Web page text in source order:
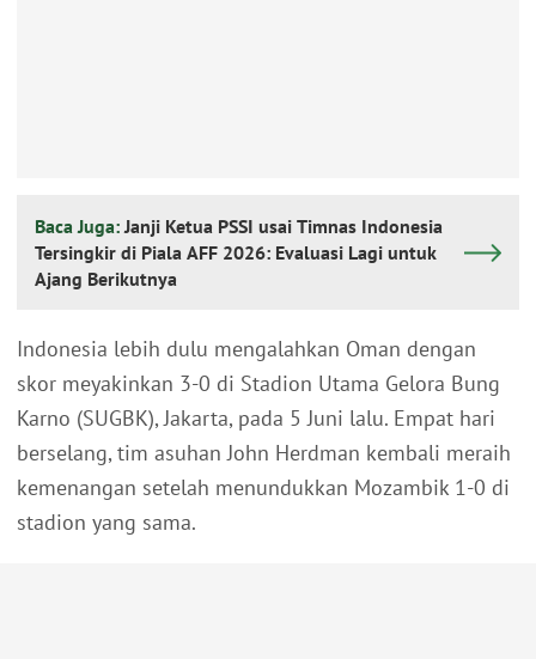
Baca Juga:Janji Ketua PSSI usai Timnas Indonesia
Tersingkir di Piala AFF 2026: Evaluasi Lagi untuk
Ajang Berikutnya
Indonesia lebih dulu mengalahkan Oman dengan
skor meyakinkan 3-0 di Stadion Utama Gelora Bung
Karno (SUGBK), Jakarta, pada 5 Juni lalu. Empat hari
berselang, tim asuhan John Herdman kembali meraih
kemenangan setelah menundukkan Mozambik 1-0 di
stadion yang sama.